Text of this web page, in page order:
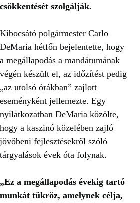
csökkentését szolgálják.
Kibocsátó polgármester Carlo
DeMaria hétfőn bejelentette, hogy
a megállapodás a mandátumának
végén készült el, az időzítést pedig
„az utolsó órákban” zajlott
eseményként jellemezte. Egy
nyilatkozatban DeMaria közölte,
hogy a kaszinó közelében zajló
jövőbeni fejlesztésekről szóló
tárgyalások évek óta folynak.
„Ez a megállapodás évekig tartó
munkát tükröz, amelynek célja,